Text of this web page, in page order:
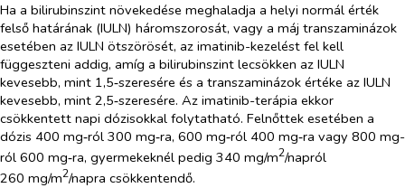
Ha a bilirubinszint növekedése meghaladja a helyi normál érték
felső határának (IULN) háromszorosát, vagy a máj transzaminázok
esetében az IULN ötszörösét, az imatinib-kezelést fel kell
függeszteni addig, amíg a bilirubinszint lecsökken az IULN
kevesebb, mint 1,5‑szeresére és a transzaminázok értéke az IULN
kevesebb, mint 2,5‑szeresére. Az imatinib-terápia ekkor
csökkentett napi dózisokkal folytatható. Felnőttek esetében a
dózis 400 mg‑ról 300 mg‑ra, 600 mg‑ról 400 mg‑ra vagy 800 mg-
ról 600 mg‑ra, gyermekeknél pedig 340 mg/m2/napról
260 mg/m2/napra csökkentendő.